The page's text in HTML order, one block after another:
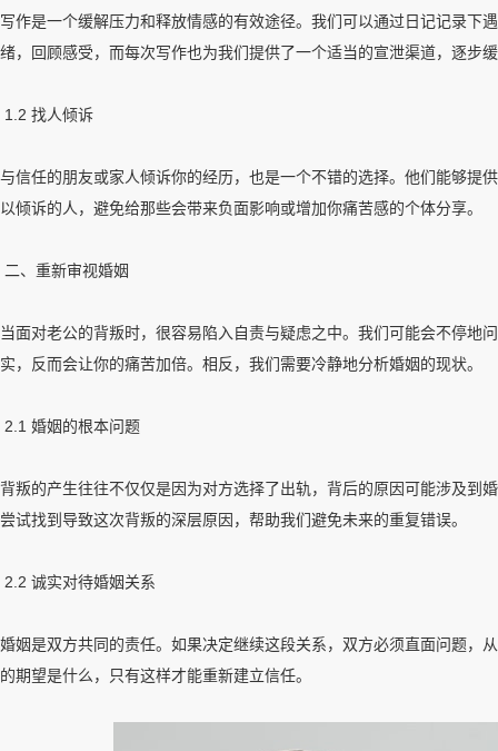
写作是一个缓解压力和释放情感的有效途径。我们可以通过日记记录下
绪，回顾感受，而每次写作也为我们提供了一个适当的宣泄渠道，逐步
1.2 找人倾诉
与信任的朋友或家人倾诉你的经历，也是一个不错的选择。他们能够提
以倾诉的人，避免给那些会带来负面影响或增加你痛苦感的个体分享。
二、重新审视婚姻
当面对老公的背叛时，很容易陷入自责与疑虑之中。我们可能会不停
实，反而会让你的痛苦加倍。相反，我们需要冷静地分析婚姻的现状。
2.1 婚姻的根本问题
背叛的产生往往不仅仅是因为对方选择了出轨，背后的原因可能涉及到
尝试找到导致这次背叛的深层原因，帮助我们避免未来的重复错误。
2.2 诚实对待婚姻关系
婚姻是双方共同的责任。如果决定继续这段关系，双方必须直面问题，
的期望是什么，只有这样才能重新建立信任。